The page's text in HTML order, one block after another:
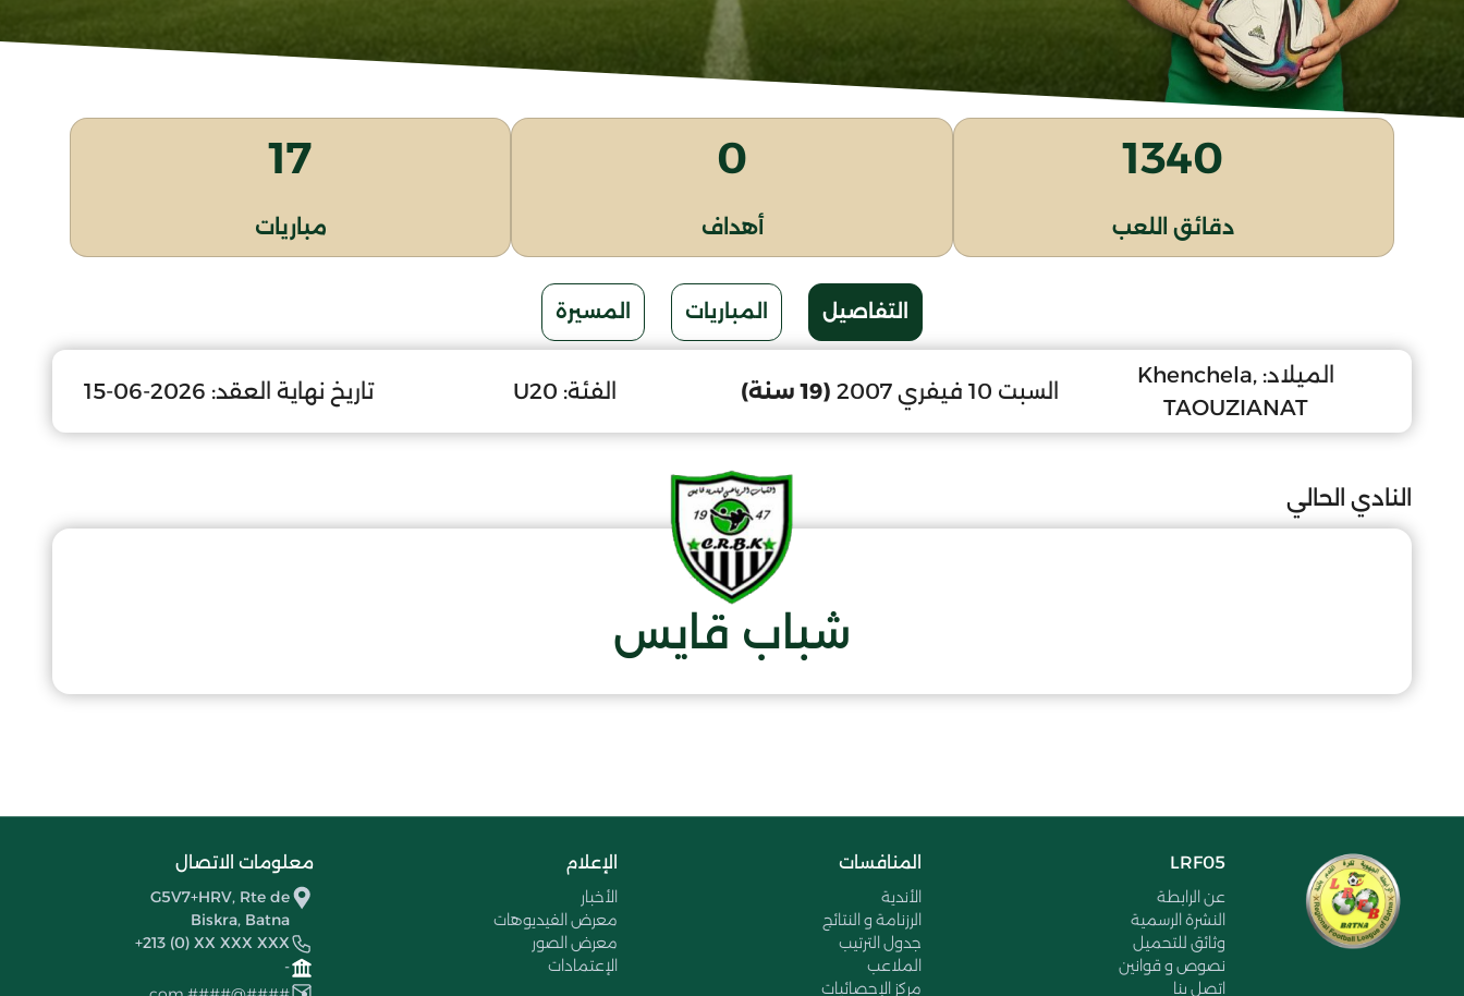
1340
دقائق اللعب
0
أهداف
17
مباريات
التفاصيل المباريات المسيرة
الميلاد: Khenchela,
TAOUZIANAT
السبت 10 فيفري 2007 (19 سنة) الفئة: U20 تاريخ نهاية العقد: 2026-06-15
النادي الحالي
شباب قايس
LRF05
عن الرابطة
النشرة الرسمية
وثائق للتحميل
نصوص و قوانين
اتصل بنا
المنافسات
الأندية
الرزنامة و النتائج
جدول الترتيب
الملاعب
مركز الإحصائيات
الإعلام
الأخبار
معرض الفيديوهات
معرض الصور
الإعتمادات
معلومات الاتصال
G5V7+HRV, Rte de
Biskra, Batna
+213 (0) XX XXX XXX
-